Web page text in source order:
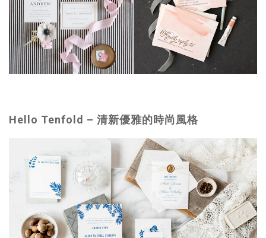
Hello Tenfold – 清新優雅的時尚風格